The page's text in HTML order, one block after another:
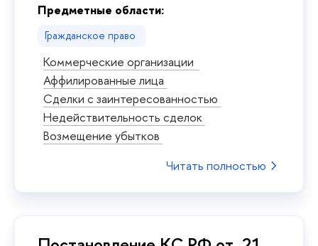
Предметные области:
Гражданское право
Коммерческие организации
Аффилированные лица
Сделки с заинтересованностью
Недействительность сделок
Возмещение убытков
Читать полностью